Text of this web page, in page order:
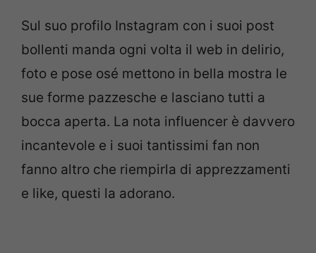
Sul suo profilo Instagram con i suoi post
bollenti manda ogni volta il web in delirio,
foto e pose osé mettono in bella mostra le
sue forme pazzesche e lasciano tutti a
bocca aperta. La nota influencer è davvero
incantevole e i suoi tantissimi fan non
fanno altro che riempirla di apprezzamenti
e like, questi la adorano.